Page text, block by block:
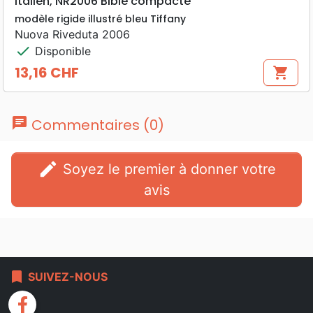
modèle rigide illustré bleu Tiffany
Nuova Riveduta 2006
check Disponible
Prix
13,16 CHF shopping_cart
chat Commentaires (0)
edit
avis
bookmark SUIVEZ-NOUS
facebook